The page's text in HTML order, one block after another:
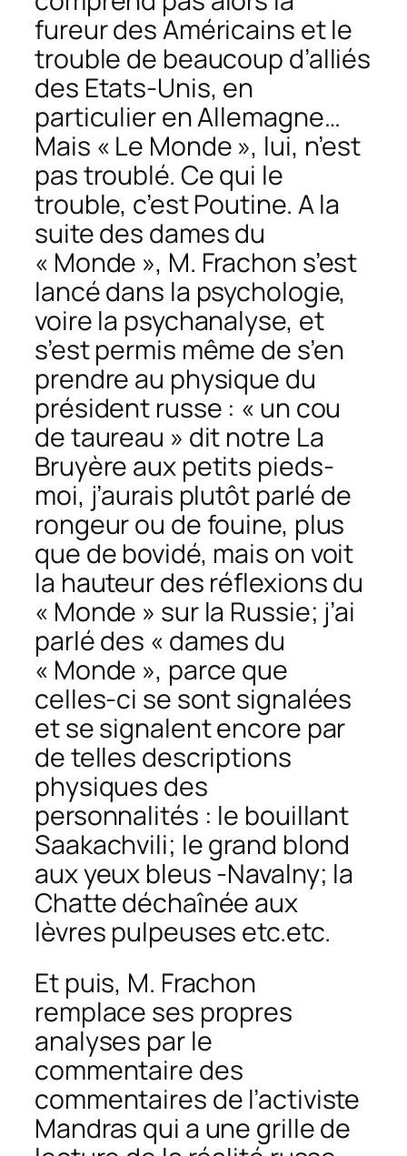
fureur des Américains et le
trouble de beaucoup d’alliés
des Etats-Unis, en
particulier en Allemagne…
Mais « Le Monde », lui, n’est
pas troublé. Ce qui le
trouble, c’est Poutine. A la
suite des dames du
« Monde », M. Frachon s’est
lancé dans la psychologie,
voire la psychanalyse, et
s’est permis même de s’en
prendre au physique du
président russe : « un cou
de taureau » dit notre La
Bruyère aux petits pieds-
moi, j’aurais plutôt parlé de
rongeur ou de fouine, plus
que de bovidé, mais on voit
la hauteur des réflexions du
« Monde » sur la Russie; j’ai
parlé des « dames du
« Monde », parce que
celles-ci se sont signalées
et se signalent encore par
de telles descriptions
physiques des
personnalités : le bouillant
Saakachvili; le grand blond
aux yeux bleus -Navalny; la
Chatte déchaînée aux
lèvres pulpeuses etc.etc.
Et puis, M. Frachon
remplace ses propres
analyses par le
commentaire des
commentaires de l’activiste
Mandras qui a une grille de